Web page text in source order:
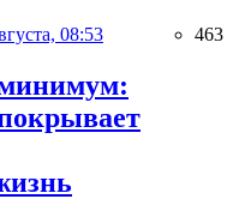
08:53 463